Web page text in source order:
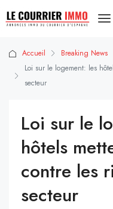
Accueil
Breaking News
Loi sur le logement: les
secteur
Loi sur le
hôtels
contre les
secteur